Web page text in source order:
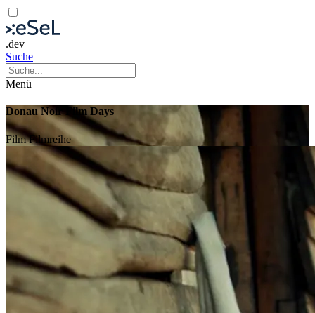
.dev
Suche
Menü
Donau Noir Film Days
FilmFilmreihe